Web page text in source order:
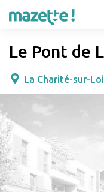
Le Pont de
La Charité-sur-